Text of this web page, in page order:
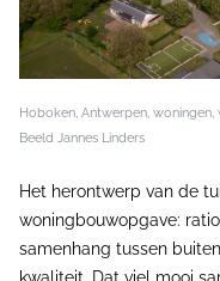
Hoboken, Antwerpen,
Beeld Jannes Linders
Het herontwerp van de
woningbouwopgave:
samenhang tussen
kwaliteit. Dat viel mooi